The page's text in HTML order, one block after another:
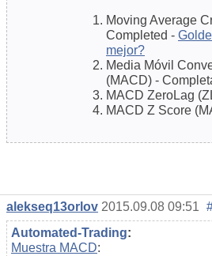
Moving Average
Completed -
mejor?
Media Móvil
(MACD) -
MACD ZeroLag
MACD Z Score
alekseq13orlov 2015.09.08 09:51
Automated-Trading:
Muestra MACD: